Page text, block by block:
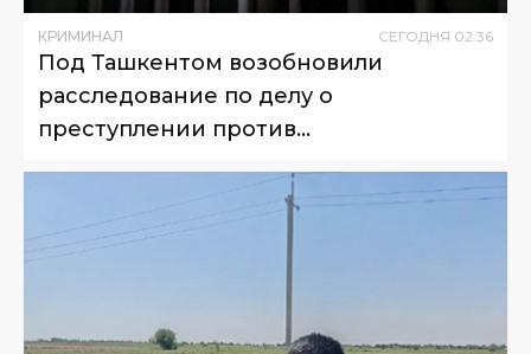
КРИМИНАЛ СЕГОДНЯ 02:36
Под Ташкентом возобновили
расследование по делу о
преступлении против